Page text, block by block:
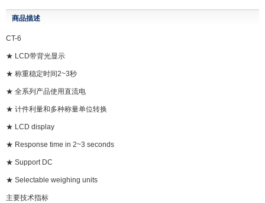
商品描述
CT-6
★ LCD带背光显示
★ 称重稳定时间2~3秒
★ 全系列产品使用直流电
★ 计件利量和多种称量单位转换
★ LCD display
★ Response time in 2~3 seconds
★ Support DC
★ Selectable weighing units
主要技术指标